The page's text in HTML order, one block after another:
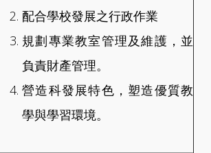
配合學校發展之行政作業
規劃專業教室管理及維護，並
負責財產管理。
營造科發展特色，塑造優質教
學與學習環境。